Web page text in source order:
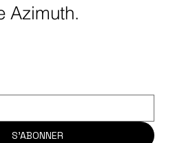
Azimuth.
S'ABONNER